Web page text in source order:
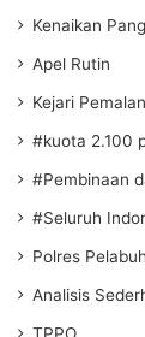
Kenaikan
Apel Rutin
Kejari
#kuota 2.100
#Pembinaan
#Seluruh
Polres
Analisis
TPPO